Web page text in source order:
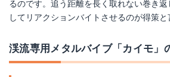
るのです。追う距離を長く取れない巻き
してリアクションバイトさせるのが得策と
渓流専用メタルバイブ「カイモ」